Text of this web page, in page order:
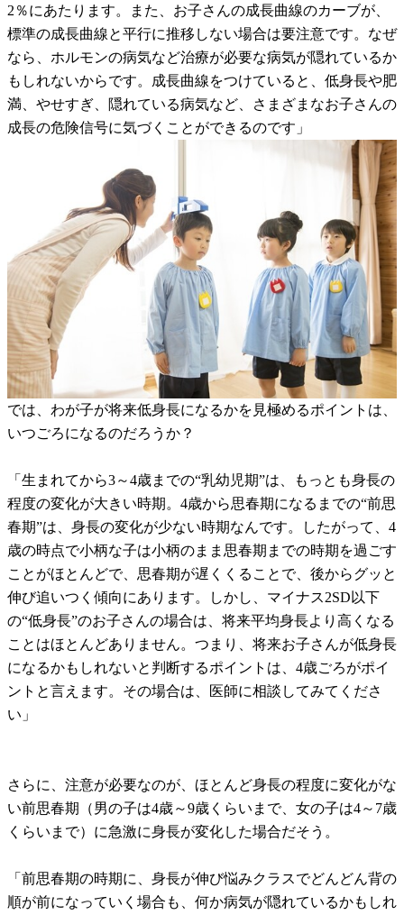
2％にあたります。また、お子さんの成長曲線のカーブが、
標準の成長曲線と平行に推移しない場合は要注意です。なぜ
なら、ホルモンの病気など治療が必要な病気が隠れているか
もしれないからです。成長曲線をつけていると、低身長や肥
満、やせすぎ、隠れている病気など、さまざまなお子さんの
成長の危険信号に気づくことができるのです」
では、わが子が将来低身長になるかを見極めるポイントは、
いつごろになるのだろうか？
「生まれてから3～4歳までの“乳幼児期”は、もっとも身長の
程度の変化が大きい時期。4歳から思春期になるまでの“前思
春期”は、身長の変化が少ない時期なんです。したがって、4
歳の時点で小柄な子は小柄のまま思春期までの時期を過ごす
ことがほとんどで、思春期が遅くくることで、後からグッと
伸び追いつく傾向にあります。しかし、マイナス2SD以下
の“低身長”のお子さんの場合は、将来平均身長より高くなる
ことはほとんどありません。つまり、将来お子さんが低身長
になるかもしれないと判断するポイントは、4歳ごろがポイ
ントと言えます。その場合は、医師に相談してみてくださ
い」
さらに、注意が必要なのが、ほとんど身長の程度に変化がな
い前思春期（男の子は4歳～9歳くらいまで、女の子は4～7歳
くらいまで）に急激に身長が変化した場合だそう。
「前思春期の時期に、身長が伸び悩みクラスでどんどん背の
順が前になっていく場合も、何か病気が隠れているかもしれ